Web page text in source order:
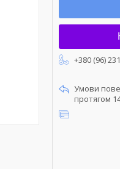
+380 (96)
протягом